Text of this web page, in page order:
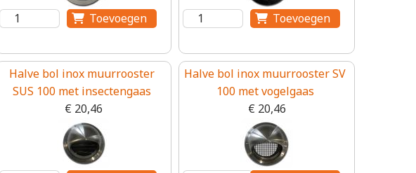
Halve bol inox muurrooster
SUS 100 met insectengaas
€ 20,46
Halve bol inox muurrooster SV
100 met vogelgaas
€ 20,46